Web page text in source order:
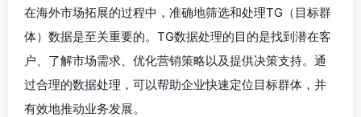
在海外市场拓展的过程中，准确地筛选和处理TG（目标群
体）数据是至关重要的。TG数据处理的目的是找到潜在客
户、了解市场需求、优化营销策略以及提供决策支持。通
过合理的数据处理，可以帮助企业快速定位目标群体，并
有效地推动业务发展。